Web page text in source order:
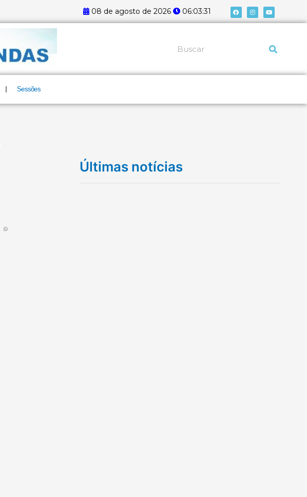
08 de agosto de 2026 06:03:31 F
a
c
e
I
n
s
t
Y
o
u
t
Pesquisar
Sessões
Últimas notícias